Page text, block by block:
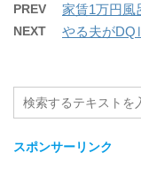
PREV 家賃1万円風
NEXT やる夫が
スポンサーリンク